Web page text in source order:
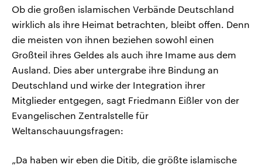
Ob die großen islamischen Verbände Deutschland
wirklich als ihre Heimat betrachten, bleibt offen. Denn
die meisten von ihnen beziehen sowohl einen
Großteil ihres Geldes als auch ihre Imame aus dem
Ausland. Dies aber untergrabe ihre Bindung an
Deutschland und wirke der Integration ihrer
Mitglieder entgegen, sagt Friedmann Eißler von der
Evangelischen Zentralstelle für
Weltanschauungsfragen:
„Da haben wir eben die Ditib, die größte islamische